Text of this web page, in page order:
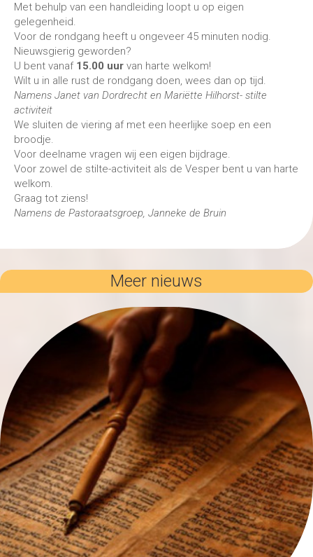
Met behulp van een handleiding loopt u op eigen
gelegenheid.
Voor de rondgang heeft u ongeveer 45 minuten nodig.
Nieuwsgierig geworden?
U bent vanaf 15.00 uur van harte welkom!
Wilt u in alle rust de rondgang doen, wees dan op tijd.
Namens Janet van Dordrecht en Mariëtte Hilhorst- stilte
activiteit
We sluiten de viering af met een heerlijke soep en een
broodje.
Voor deelname vragen wij een eigen bijdrage.
​Voor zowel de stilte-activiteit als de Vesper bent u van harte
welkom.
Graag tot ziens!
Namens de Pastoraatsgroep, Janneke de Bruin
Meer nieuws